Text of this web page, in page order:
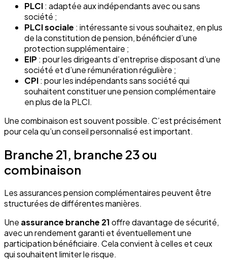
PLCI: adaptée aux indépendants avec ou sans
société ;
PLCI sociale : intéressante si vous souhaitez, en plus
de la constitution de pension, bénéficier d’une
protection supplémentaire ;
EIP : pour les dirigeants d’entreprise disposant d’une
société et d’une rémunération régulière ;
CPI: pour les indépendants sans société qui
souhaitent constituer une pension complémentaire
en plus de la PLCI.
Une combinaison est souvent possible. C’est précisément
pour cela qu’un conseil personnalisé est important.
Branche 21, branche 23 ou
combinaison
Les assurances pension complémentaires peuvent être
structurées de différentes manières.
Une assurance branche 21offre davantage de sécurité,
avec un rendement garanti et éventuellement une
participation bénéficiaire. Cela convient à celles et ceux
qui souhaitent limiter le risque.